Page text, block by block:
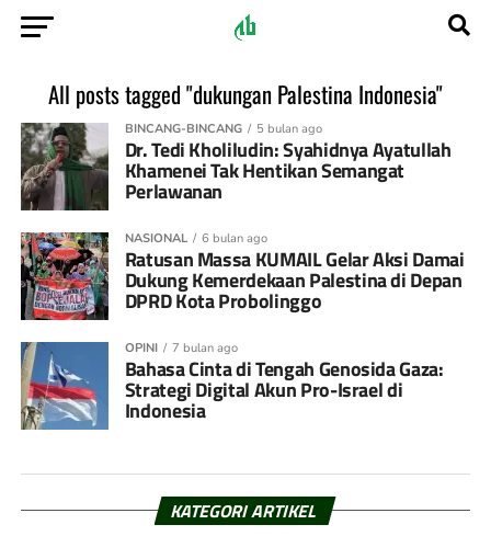
All posts tagged "dukungan Palestina Indonesia"
BINCANG-BINCANG 5 bulan ago
Dr. Tedi Kholiludin: Syahidnya Ayatullah
Khamenei Tak Hentikan Semangat
Perlawanan
NASIONAL 6 bulan ago
Ratusan Massa KUMAIL Gelar Aksi Damai
Dukung Kemerdekaan Palestina di Depan
DPRD Kota Probolinggo
OPINI 7 bulan ago
Bahasa Cinta di Tengah Genosida Gaza:
Strategi Digital Akun Pro-Israel di
Indonesia
KATEGORI ARTIKEL